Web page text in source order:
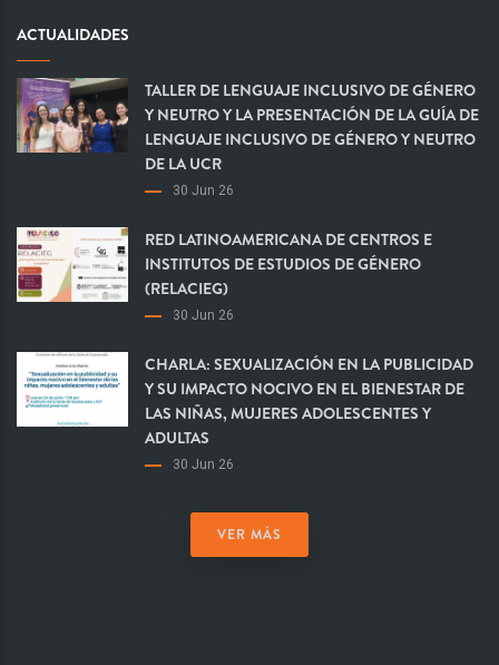
ACTUALIDADES
TALLER DE LENGUAJE INCLUSIVO DE GÉNERO
Y NEUTRO Y LA PRESENTACIÓN DE LA GUÍA DE
LENGUAJE INCLUSIVO DE GÉNERO Y NEUTRO
DE LA UCR
30 Jun 26
RED LATINOAMERICANA DE CENTROS E
INSTITUTOS DE ESTUDIOS DE GÉNERO
(RELACIEG)
30 Jun 26
CHARLA: SEXUALIZACIÓN EN LA PUBLICIDAD
Y SU IMPACTO NOCIVO EN EL BIENESTAR DE
LAS NIÑAS, MUJERES ADOLESCENTES Y
ADULTAS
30 Jun 26
VER MÁS